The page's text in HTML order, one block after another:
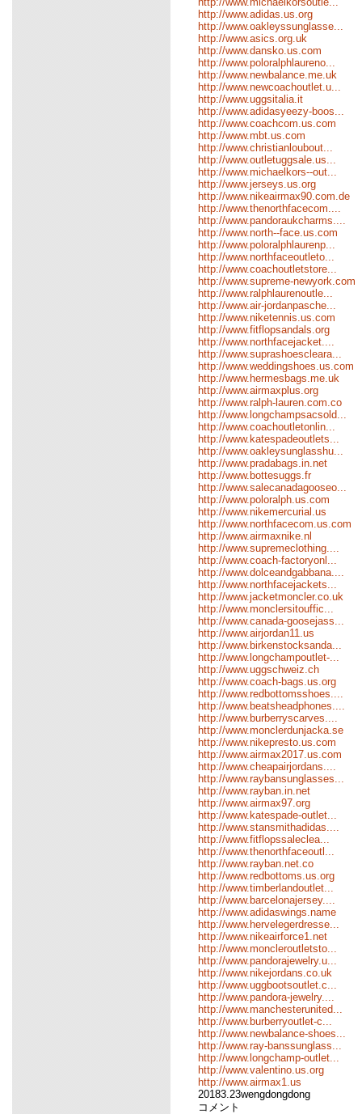
http://www.adidas.us.org
http://www.oakleyssunglasse...
http://www.asics.org.uk
http://www.dansko.us.com
http://www.poloralphlaureno...
http://www.newbalance.me.uk
http://www.newcoachoutlet.u...
http://www.uggsitalia.it
http://www.adidasyeezy-boos...
http://www.coachcom.us.com
http://www.mbt.us.com
http://www.christianloubout...
http://www.outletuggsale.us...
http://www.michaelkors--out...
http://www.jerseys.us.org
http://www.nikeairmax90.com.de
http://www.thenorthfacecom....
http://www.pandoraukcharms....
http://www.north--face.us.com
http://www.poloralphlaurenp...
http://www.northfaceoutleto...
http://www.coachoutletstore...
http://www.supreme-newyork.com
http://www.ralphlaurenoutle...
http://www.air-jordanpasche...
http://www.niketennis.us.com
http://www.fitflopsandals.org
http://www.northfacejacket....
http://www.suprashoescleara...
http://www.weddingshoes.us.com
http://www.hermesbags.me.uk
http://www.airmaxplus.org
http://www.ralph-lauren.com.co
http://www.longchampsacsold...
http://www.coachoutletonlin...
http://www.katespadeoutlets...
http://www.oakleysunglasshu...
http://www.pradabags.in.net
http://www.bottesuggs.fr
http://www.salecanadagooseo...
http://www.poloralph.us.com
http://www.nikemercurial.us
http://www.northfacecom.us.com
http://www.airmaxnike.nl
http://www.supremeclothing....
http://www.coach-factoryonl...
http://www.dolceandgabbana....
http://www.northfacejackets...
http://www.jacketmoncler.co.uk
http://www.monclersitouffic...
http://www.canada-goosejass...
http://www.airjordan11.us
http://www.birkenstocksanda...
http://www.longchampoutlet-...
http://www.uggschweiz.ch
http://www.coach-bags.us.org
http://www.redbottomsshoes....
http://www.beatsheadphones....
http://www.burberryscarves....
http://www.monclerdunjacka.se
http://www.nikepresto.us.com
http://www.airmax2017.us.com
http://www.cheapairjordans....
http://www.raybansunglasses...
http://www.rayban.in.net
http://www.airmax97.org
http://www.katespade-outlet...
http://www.stansmithadidas....
http://www.fitflopssaleclea...
http://www.thenorthfaceoutl...
http://www.rayban.net.co
http://www.redbottoms.us.org
http://www.timberlandoutlet...
http://www.barcelonajersey....
http://www.adidaswings.name
http://www.hervelegerdresse...
http://www.nikeairforce1.net
http://www.moncleroutletsto...
http://www.pandorajewelry.u...
http://www.nikejordans.co.uk
http://www.uggbootsoutlet.c...
http://www.pandora-jewelry....
http://www.manchesterunited...
http://www.burberryoutlet-c...
http://www.newbalance-shoes...
http://www.ray-banssunglass...
http://www.longchamp-outlet...
http://www.valentino.us.org
http://www.airmax1.us
20183.23wengdongdong
コメント